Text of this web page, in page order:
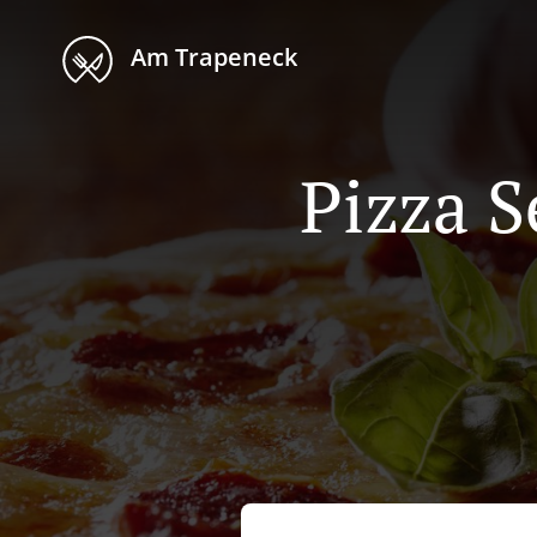
Am Trapeneck
Pizza